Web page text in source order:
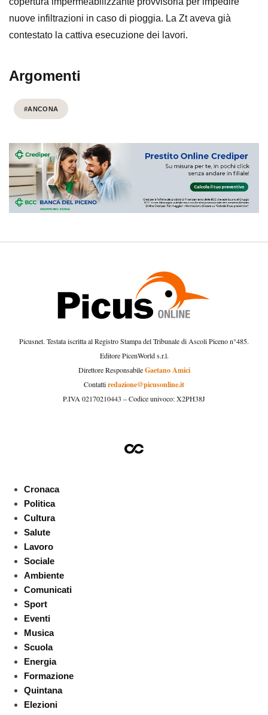
nuove infiltrazioni in caso di pioggia. La Zt aveva già
contestato la cattiva esecuzione dei lavori.
Argomenti
#ANCONA
Picusnet. Testata iscritta al Registro Stampa del Tribunale di Ascoli Piceno n°485.
Editore PicenWorld s.r.l.
Direttore ResponsabileGaetano Amici
Contattiredazione@picusonline.it
P.IVA 02170210443 – Codice univoco: X2PH38J
Cronaca
Politica
Cultura
Salute
Lavoro
Sociale
Ambiente
Comunicati
Sport
Eventi
Musica
Scuola
Energia
Formazione
Quintana
Elezioni